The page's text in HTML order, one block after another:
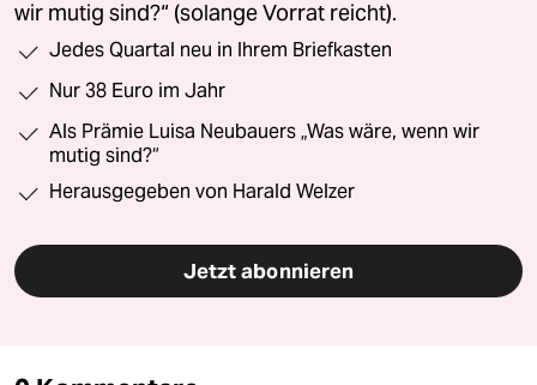
wir mutig sind?“ (solange Vorrat reicht).
Jedes Quartal neu in Ihrem Briefkasten
Nur 38 Euro im Jahr
Als Prämie Luisa Neubauers „Was wäre, wenn wir
mutig sind?“
Herausgegeben von Harald Welzer
Jetzt abonnieren